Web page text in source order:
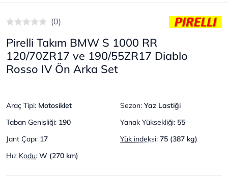
(0)
Pirelli Takım BMW S 1000 RR
120/70ZR17 ve 190/55ZR17 Diablo
Rosso IV Ön Arka Set
Araç Tipi: Motosiklet Sezon: Yaz Lastiği
Taban Genişliği: 190 Yanak Yüksekliği: 55
Jant Çapı: 17 Yük indeksi: 75 (387 kg)
Hız Kodu: W (270 km)